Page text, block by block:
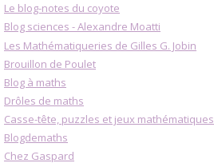
Le blog-notes du coyote
Blog sciences - Alexandre Moatti
Les Mathématiqueries de Gilles G. Jobin
Brouillon de Poulet
Blog à maths
Drôles de maths
Casse-tête, puzzles et jeux mathématiques
Blogdemaths
Chez Gaspard